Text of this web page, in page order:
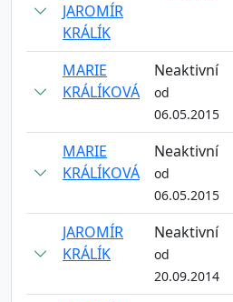
JAROMÍR
KRÁLÍK
MARIE
KRÁLÍKOVÁ
Neaktivní
od
06.05.2015
MARIE
KRÁLÍKOVÁ
Neaktivní
od
06.05.2015
JAROMÍR
KRÁLÍK
Neaktivní
od
20.09.2014